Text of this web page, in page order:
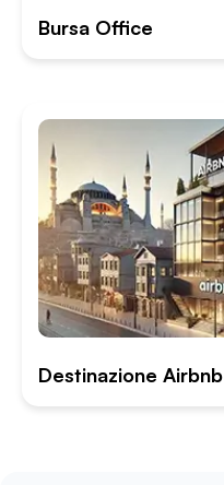
Bursa Office
Destinazione Airbnb